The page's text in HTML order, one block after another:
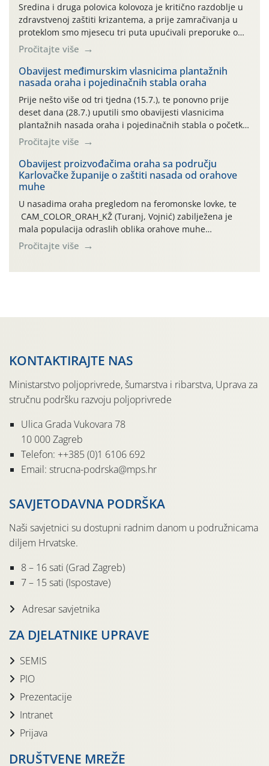
Sredina i druga polovica kolovoza je kritično razdoblje u
zdravstvenoj zaštiti krizantema, a prije zamračivanja u
proteklom smo mjesecu tri puta upućivali preporuke o
preventivnim mjerama zaštite krizantema od najčešćih
uzročnika bolesti, štetnika i fito-fagnih grinja (23.7., 14.7.,
06.7.)! Na početku ovog mjeseca je zabilježeno je
povijesno i ekstremno vruće meteorološko razdoblje, uz
najviše temperature […]
Pročitajte više
Obavijest međimurskim vlasnicima plantažnih
nasada oraha i pojedinačnih stabla oraha
Prije nešto više od tri tjedna (15.7.), te ponovno prije
deset dana (28.7.) uputili smo obavijesti vlasnicima
plantažnih nasada oraha i pojedinačnih stabla o početku
leta i ovogodišnjoj potrebi usmjerenog suzbijanja
orahove muhe (Rhagoletis completa)! Već dvanaest dana
traje drugi ovogodišnji “toplinski udar”, koji naročito
izražen zadnja šest dana (31.7.-05.8.), jer najviše
temperature zraka svakodnevno […]
Pročitajte više
Obavijest proizvođačima oraha sa području
Karlovačke županije o zaštiti nasada od orahove
muhe
U nasadima oraha pregledom na feromonske lovke, te
CAM_COLOR_ORAH_KŽ (Turanj, Vojnić) zabilježena je
mala populacija odraslih oblika orahove muhe
(Rhagoletis completa). Niska brojnost može se objasniti
činjenicom da je riječ o mladim nasadima s vrlo malim
Pročitajte više
KONTAKTIRAJTE NAS
Ministarstvo poljoprivrede, šumarstva i ribarstva, Uprava za
stručnu podršku razvoju poljoprivrede
Ulica Grada Vukovara 78
10 000 Zagreb
Telefon: ++385 (0)1 6106 692
Email: strucna-podrska@mps.hr
SAVJETODAVNA PODRŠKA
Naši savjetnici su dostupni radnim danom u podružnicama
diljem Hrvatske.
8 – 16 sati (Grad Zagreb)
7 – 15 sati (Ispostave)
Adresar savjetnika
ZA DJELATNIKE UPRAVE
SEMIS
PIO
Prezentacije
Intranet
Prijava
DRUŠTVENE MREŽE